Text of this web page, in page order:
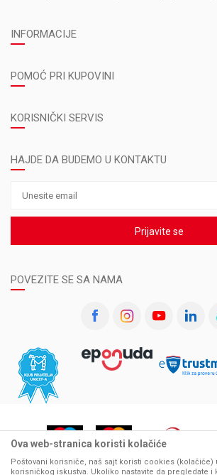
INFORMACIJE
POMOĆ PRI KUPOVINI
KORISNIČKI SERVIS
HAJDE DA BUDEMO U KONTAKTU
Prijavite se
POVEZITE SE SA NAMA
Ova web-stranica koristi kolačiće
Poštovani korisniče, naš sajt koristi cookies
korisničkog iskustva. Ukoliko nastavite da pregledate i